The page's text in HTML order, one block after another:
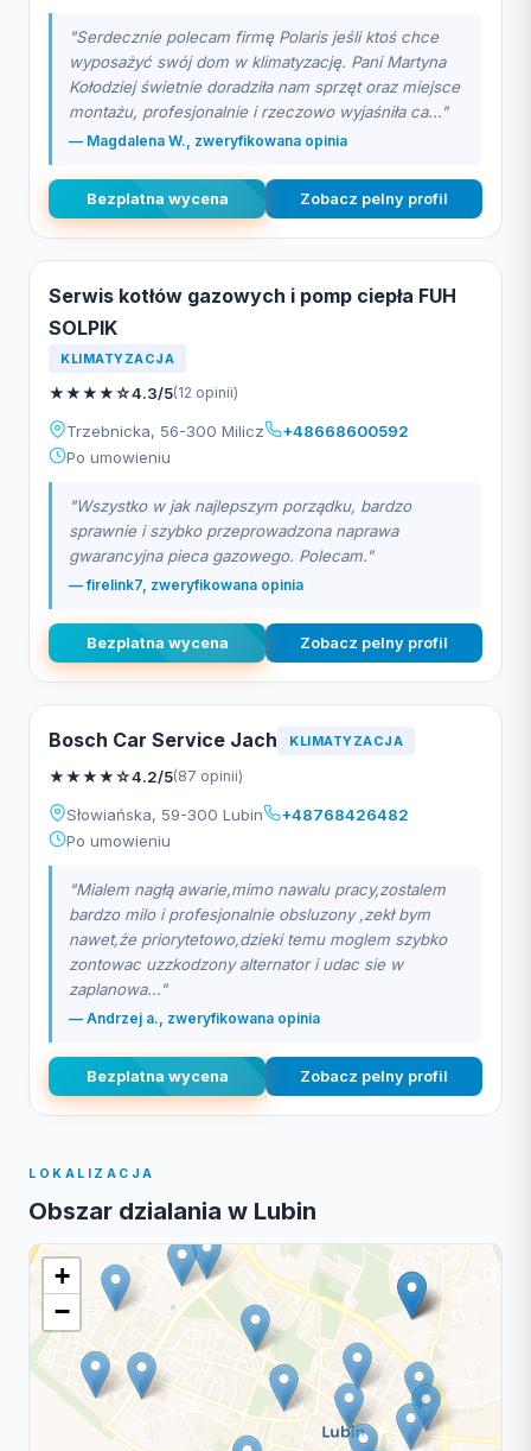
"Serdecznie polecam firmę Polaris jeśli ktoś chce
wyposażyć swój dom w klimatyzację. Pani Martyna
Kołodziej świetnie doradziła nam sprzęt oraz miejsce
montażu, profesjonalnie i rzeczowo wyjaśniła ca..."
— Magdalena W., zweryfikowana opinia
Bezplatna wycena Zobacz pelny profil
Serwis kotłów gazowych i pomp ciepła FUH
SOLPIK
KLIMATYZACJA
★★★★☆4.3/5(12 opinii)
Trzebnicka, 56-300 Milicz
+48668600592
Po umowieniu
"Wszystko w jak najlepszym porządku, bardzo
sprawnie i szybko przeprowadzona naprawa
gwarancyjna pieca gazowego. Polecam."
— firelink7, zweryfikowana opinia
Bezplatna wycena Zobacz pelny profil
Bosch Car Service Jach KLIMATYZACJA
★★★★☆4.2/5(87 opinii)
Słowiańska, 59-300 Lubin
+48768426482
Po umowieniu
"Mialem nagłą awarie,mimo nawalu pracy,zostalem
bardzo milo i profesjonalnie obsluzony ,zekł bym
nawet,że priorytetowo,dzieki temu moglem szybko
zontowac uzzkodzony alternator i udac sie w
zaplanowa..."
— Andrzej a., zweryfikowana opinia
Bezplatna wycena Zobacz pelny profil
LOKALIZACJA
Obszar dzialania w Lubin
+
−